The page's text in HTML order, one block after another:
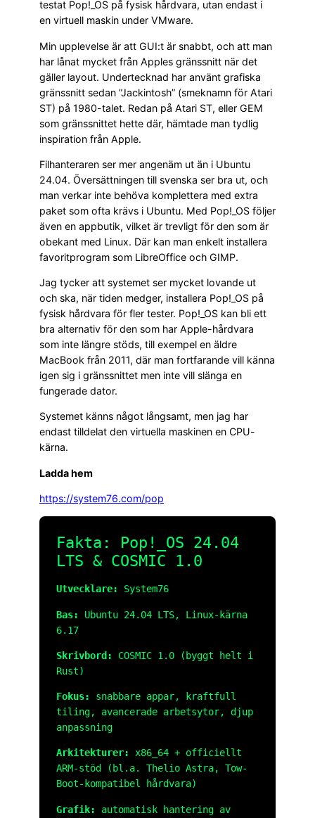
testat Pop!_OS på fysisk hårdvara, utan endast i
en virtuell maskin under VMware.
Min upplevelse är att GUI:t är snabbt, och att man
har lånat mycket från Apples gränssnitt när det
gäller layout. Undertecknad har använt grafiska
gränssnitt sedan ”Jackintosh” (smeknamn för Atari
ST) på 1980-talet. Redan på Atari ST, eller GEM
som gränssnittet hette där, hämtade man tydlig
inspiration från Apple.
Filhanteraren ser mer angenäm ut än i Ubuntu
24.04. Översättningen till svenska ser bra ut, och
man verkar inte behöva komplettera med extra
paket som ofta krävs i Ubuntu. Med Pop!_OS följer
även en appbutik, vilket är trevligt för den som är
obekant med Linux. Där kan man enkelt installera
favoritprogram som LibreOffice och GIMP.
Jag tycker att systemet ser mycket lovande ut
och ska, när tiden medger, installera Pop!_OS på
fysisk hårdvara för fler tester. Pop!_OS kan bli ett
bra alternativ för den som har Apple-hårdvara
som inte längre stöds, till exempel en äldre
MacBook från 2011, där man fortfarande vill känna
igen sig i gränssnittet men inte vill slänga en
fungerade dator.
Systemet känns något långsamt, men jag har
endast tilldelat den virtuella maskinen en CPU-
kärna.
Ladda hem
https://system76.com/pop
Fakta: Pop!_OS 24.04
LTS & COSMIC 1.0
Utvecklare: System76
Bas:
Ubuntu 24.04 LTS, Linux-kärna
6.17
Skrivbord:
COSMIC 1.0 (byggt helt i
Rust)
Fokus:
snabbare appar, kraftfull
tiling, avancerade arbetsytor, djup
anpassning
Arkitekturer:
x86_64 + officiellt
ARM-stöd (bl.a. Thelio Astra, Tow-
Boot-kompatibel hårdvara)
Grafik:
automatisk hantering av